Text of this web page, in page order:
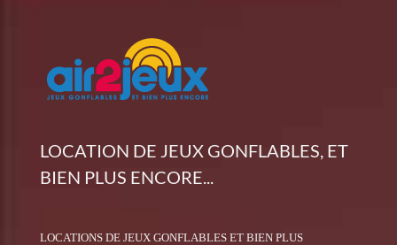
LOCATION DE JEUX GONFLABLES, ET
BIEN PLUS ENCORE...
LOCATIONS DE JEUX GONFLABLES ET BIEN PLUS